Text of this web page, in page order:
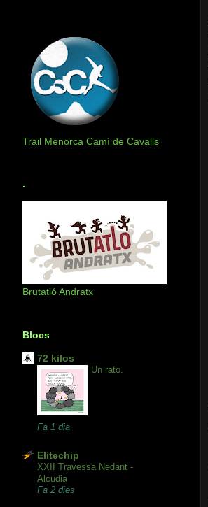
Trail Menorca Camí de Cavalls
.
Brutatló Andratx
Blocs
72 kilos
Un rato.
Fa 1 dia
Elitechip
XXII Travessa Nedant -
Alcudia
Fa 2 dies